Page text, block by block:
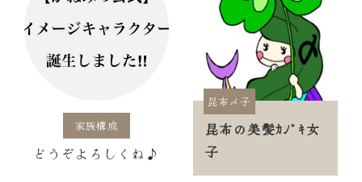
家族構成
どうぞよろしくね♪
昆布〆子
昆布の美髪ｶｼﾞｷ女
子